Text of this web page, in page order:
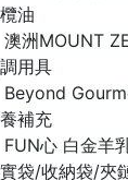
油
澳洲MOUNT
用具
Beyond
補充
FUN心 白金羊
袋/收納袋/夾